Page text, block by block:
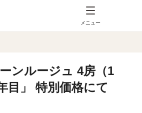
メニュー
ンルージュ 4房（1
目」 特別価格にて